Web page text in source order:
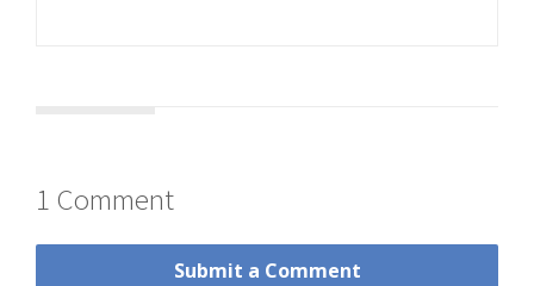
1 Comment
Submit a Comment